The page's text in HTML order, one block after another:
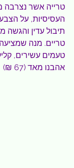
טרייה אשר נצרבה
העסיסיות, על
תיבול עדין והגשה
טריים. מנה
טעמים עשירים,
אהבנו מאד (67 ₪)